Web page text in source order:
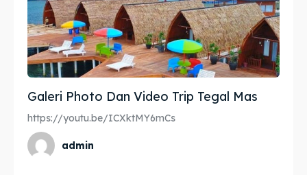
Galeri Photo Dan Video Trip Tegal Mas
https://youtu.be/ICXktMY6mCs
admin